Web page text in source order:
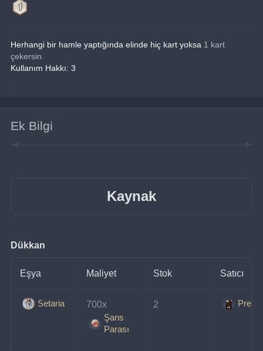
Herhangi bir hamle yaptığında elinde hiç kart yoksa 1 kart
çekersin.
Kullanım Hakkı: 3
Ek Bilgi
Kaynak
Dükkan
Eşya Maliyet Stok Satıcı
Setaria
700x
Şans
Parası
2 Prens